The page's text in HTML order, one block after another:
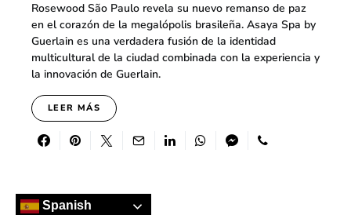
Rosewood São Paulo revela su nuevo remanso de paz
en el corazón de la megalópolis brasileña. Asaya Spa by
Guerlain es una verdadera fusión de la identidad
multicultural de la ciudad combinada con la experiencia y
la innovación de Guerlain.
LEER MÁS
Spanish